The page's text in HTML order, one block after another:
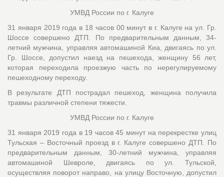
УМВД России по г. Калуге
31 января 2019 года в 18 часов 00 минут в г. Калуге на ул. Гр.
Шоссе совершено ДТП. По предварительным данным, 34-
летний мужчина, управляя автомашиной Киа, двигаясь по ул.
Гр. Шоссе, допустил наезд на пешехода, женщину 56 лет,
которая переходила проезжую часть по нерегулируемому
пешеходному переходу.
В результате ДТП пострадал пешеход, женщина получила
травмы различной степени тяжести.
УМВД России по г. Калуге
31 января 2019 года в 19 часов 45 минут на перекрестке улиц
Тульская – Восточный проезд в г. Калуге совершено ДТП. По
предварительным данным, 30-летний мужчина, управляя
автомашиной Шевроле, двигаясь по ул. Тульской,
осуществляя поворот направо, на улицу Восточную, допустил